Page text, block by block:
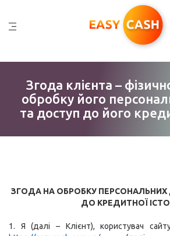
Згода клієнта –
обробку його
та доступ до його
ЗГОДА НА ОБРОБКУ
ДО КРЕДИТНОЇ
1. Я (далі – Клієнт), користувач